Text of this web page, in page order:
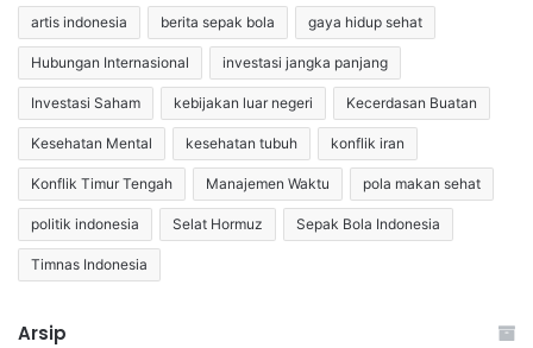
artis indonesia berita sepak bola gaya hidup sehat
Hubungan Internasional investasi jangka panjang
Investasi Saham kebijakan luar negeri Kecerdasan Buatan
Kesehatan Mental kesehatan tubuh konflik iran
Konflik Timur Tengah Manajemen Waktu pola makan sehat
politik indonesia Selat Hormuz Sepak Bola Indonesia
Timnas Indonesia
Arsip